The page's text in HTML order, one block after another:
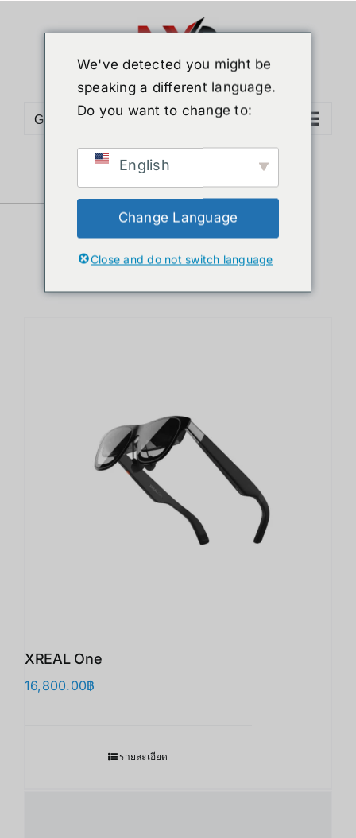
Go to...
Sort byDefault Order
Show12 Products
XREAL One
16,800.00฿
รายละเอียด
We've detected you might be
speaking a different language.
Do you want to change to:
English
Change Language
Close and do not switch language